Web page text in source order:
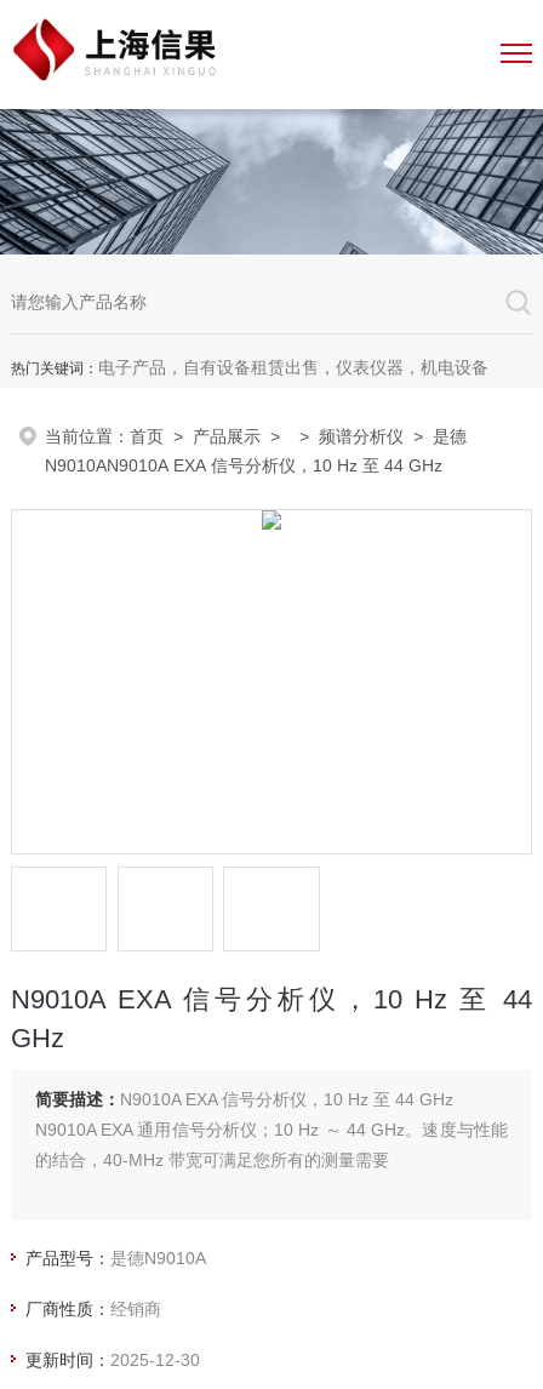
热门关键词： 电子产品，自有设备租赁出售，仪表仪器，机电设备
当前位置：首页 > 产品展示 > >频谱分析仪 > 是德
N9010AN9010A EXA 信号分析仪，10 Hz 至 44 GHz
N9010A EXA 信号分析仪，10 Hz 至 44
GHz
简要描述： N9010A EXA 信号分析仪，10 Hz 至 44 GHz
N9010A EXA 通用信号分析仪；10 Hz ～ 44 GHz。速度与性能
的结合，40-MHz 带宽可满足您所有的测量需要
产品型号： 是德N9010A
厂商性质： 经销商
更新时间： 2025-12-30